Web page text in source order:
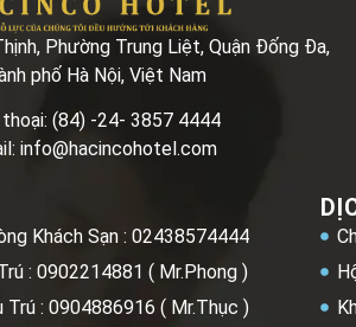
Phường Trung Liệt, Quận Đống Đa,
phố Hà Nội, Việt Nam
(84) -24- 3857 4444
info@hacincohotel.com
Khách Sạn : 02438574444
: 0902214881 ( Mr.Phong )
Trú : 0904886916 ( Mr.Thục )